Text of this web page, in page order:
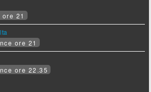
21
ore 21
ore 22.35